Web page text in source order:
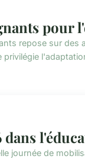
pour
repose sur
privilégie
dans
journée de